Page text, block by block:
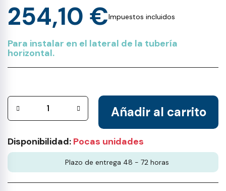
254,10 €Impuestos incluidos
Para instalar en el lateral de la tubería
horizontal.
Añadir al carrito
Disponibilidad: Pocas unidades
Plazo de entrega 48 - 72 horas